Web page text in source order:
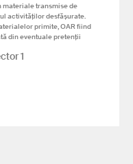
materiale transmise de
activităților desfășurate.
primite, OAR fiind
din eventuale pretenții
1